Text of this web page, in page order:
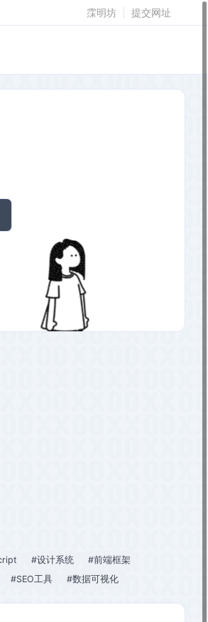
霂明坊 提交网址
#设计系统
#前端框架
#SEO工具 #数据可视化